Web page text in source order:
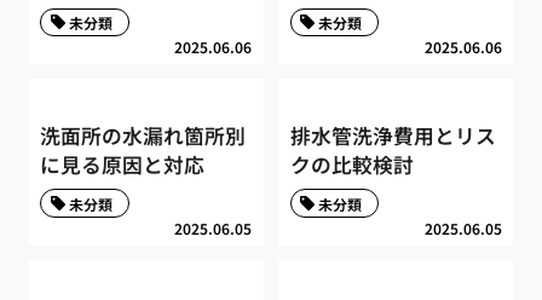
2025.06.06
未分類
2025.06.06
未分類
洗面所の水漏れ箇所別
に見る原因と対応
2025.06.05
未分類
排水管洗浄費用とリス
クの比較検討
2025.06.05
未分類